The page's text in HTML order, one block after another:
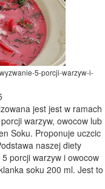
5-porcji-warzyw-i-
jest jest w ramach
warzyw, owocow lub
Soku. Proponuje uczcic
naszej diety
porcji warzyw i owocow
soku 200 ml. Jest to